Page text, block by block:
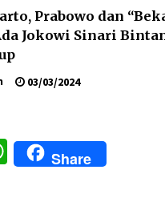
Prabowo dan
Jokowi Sinari
03/03/2024
WhatsApp
Share